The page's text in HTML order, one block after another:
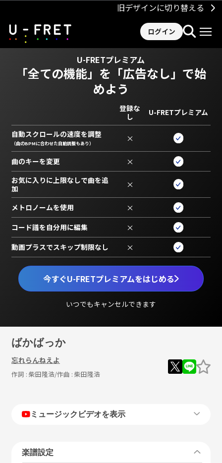
旧デザインに切り替える
ログイン
U-FRETプレミアム
「全ての機能」を 「広告なし」で始
めよう
今すぐU-FRETプレミアムをはじめる
いつでもキャンセルできます
登録な
し
U-FRETプレミアム
自動スクロールの速度を調整
（曲のBPMに合わせた自動調整もあり） ×
曲のキーを変更 ×
お気に入りに上限なしで曲を追
加
×
メトロノームを使用 ×
コード譜を自分用に編集 ×
動画プラスでスキップ制限なし ×
ばかばっか
忘れらんねえよ
作詞 : 柴田隆浩/作曲 : 柴田隆浩
ミュージックビデオを表示
楽譜設定